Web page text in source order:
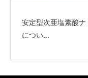
安定型次亜塩素酸
につい...